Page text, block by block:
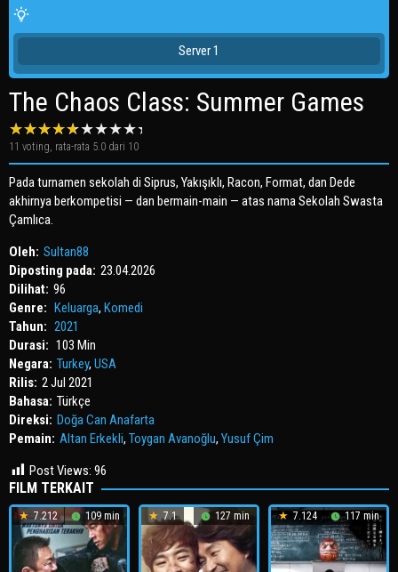
Server 1
The Chaos Class: Summer Games
11 voting, rata-rata 5.0 dari 10
Pada turnamen sekolah di Siprus, Yakışıklı, Racon, Format, dan Dede
akhirnya berkompetisi — dan bermain-main — atas nama Sekolah Swasta
Çamlıca.
Oleh: Sultan88
Diposting pada: 23.04.2026
Dilihat: 96
Genre:
Keluarga, Komedi
Tahun: 2021
Durasi: 103 Min
Negara: Turkey, USA
Rilis: 2 Jul 2021
Bahasa: Türkçe
Direksi: Doğa Can Anafarta
Pemain: Altan Erkekli, Toygan Avanoğlu, Yusuf Çim
Post Views: 96
FILM TERKAIT
7.212 109 min 7.1 127 min 7.124 117 min